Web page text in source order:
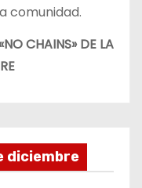
comunidad.
CHAINS» DE LA
diciembre